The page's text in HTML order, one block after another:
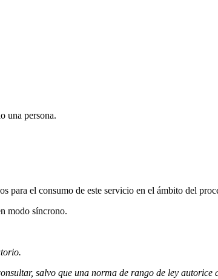
una persona.
para el consumo de este servicio en el ámbito del
modo síncrono.
salvo que una norma de rango de ley